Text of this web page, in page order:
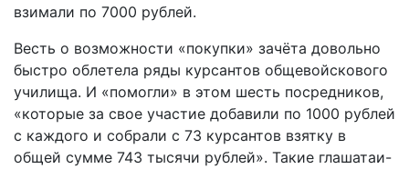
взимали по 7000 рублей.
Весть о возможности «покупки» зачёта довольно
быстро облетела ряды курсантов общевойскового
училища. И «помогли» в этом шесть посредников,
«которые за свое участие добавили по 1000 рублей
с каждого и собрали с 73 курсантов взятку в
общей сумме 743 тысячи рублей». Такие глашатаи-